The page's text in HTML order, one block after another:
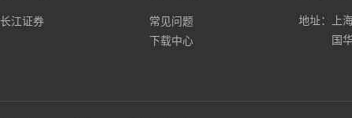
长江证券
常见问题
下载中心
地址：上
国